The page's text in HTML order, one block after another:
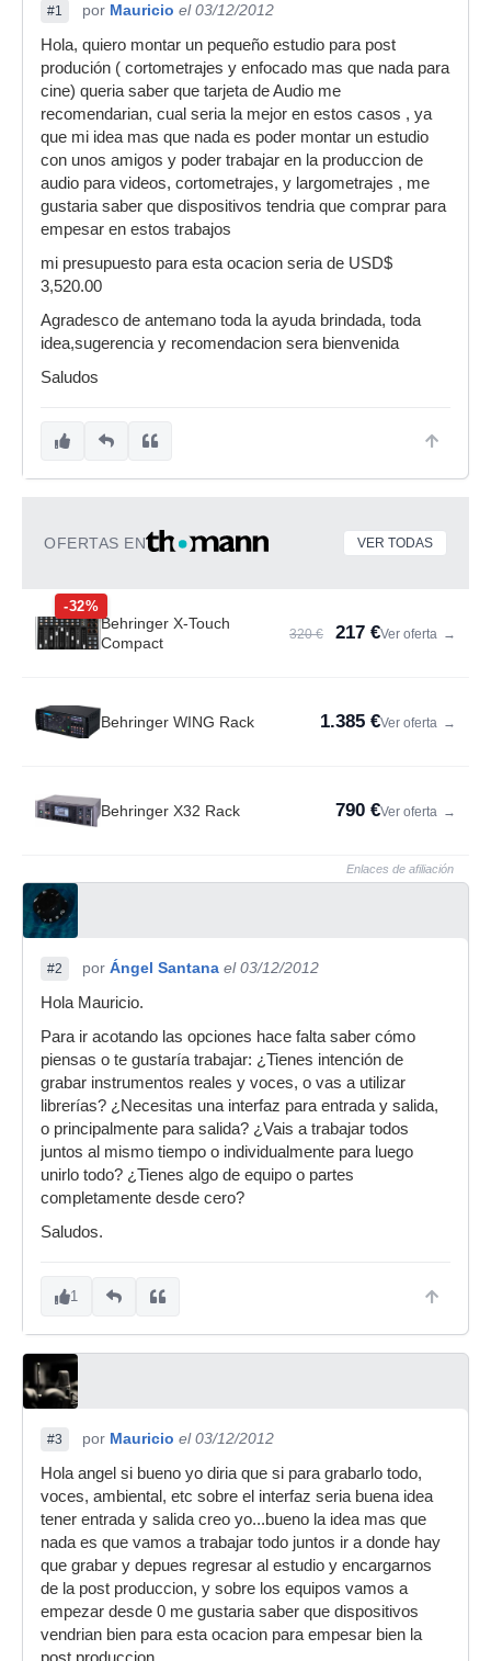
#1 por Mauricio el 03/12/2012
Hola, quiero montar un pequeño estudio para post
produción ( cortometrajes y enfocado mas que nada para
cine) queria saber que tarjeta de Audio me
recomendarian, cual seria la mejor en estos casos , ya
que mi idea mas que nada es poder montar un estudio
con unos amigos y poder trabajar en la produccion de
audio para videos, cortometrajes, y largometrajes , me
gustaria saber que dispositivos tendria que comprar para
empesar en estos trabajos
mi presupuesto para esta ocacion seria de USD$
3,520.00
Agradesco de antemano toda la ayuda brindada, toda
idea,sugerencia y recomendacion sera bienvenida
Saludos
OFERTAS EN VER TODAS
-32%
Behringer X-Touch
Compact
320 € 217 €Ver oferta →
Behringer WING Rack 1.385 €Ver oferta →
Behringer X32 Rack 790 €Ver oferta →
Enlaces de afiliación
#2 por Ángel Santana el 03/12/2012
Hola Mauricio.
Para ir acotando las opciones hace falta saber cómo
piensas o te gustaría trabajar: ¿Tienes intención de
grabar instrumentos reales y voces, o vas a utilizar
librerías? ¿Necesitas una interfaz para entrada y salida,
o principalmente para salida? ¿Vais a trabajar todos
juntos al mismo tiempo o individualmente para luego
unirlo todo? ¿Tienes algo de equipo o partes
completamente desde cero?
Saludos.
1
#3 por Mauricio el 03/12/2012
Hola angel si bueno yo diria que si para grabarlo todo,
voces, ambiental, etc sobre el interfaz seria buena idea
tener entrada y salida creo yo...bueno la idea mas que
nada es que vamos a trabajar todo juntos ir a donde hay
que grabar y depues regresar al estudio y encargarnos
de la post produccion, y sobre los equipos vamos a
empezar desde 0 me gustaria saber que dispositivos
vendrian bien para esta ocacion para empesar bien la